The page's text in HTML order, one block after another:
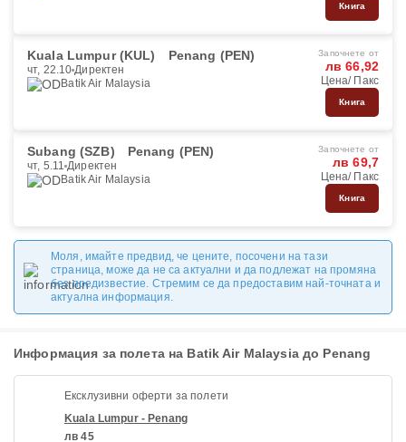
Книга
Kuala Lumpur (KUL) Penang (PEN)
чт, 22.10 Директен
Batik Air Malaysia
Започнете от
лв 66,92
Цена/ Пакс
Книга
Subang (SZB) Penang (PEN)
чт, 5.11 Директен
Batik Air Malaysia
Започнете от
лв 69,7
Цена/ Пакс
Книга
Моля, имайте предвид, че цените, посочени на тази
страница, може да не са актуални и да подлежат на промяна
без предизвестие. Стремим се да предоставим най-точната и
актуална информация.
Информация за полета на Batik Air Malaysia до Penang
Ексклузивни оферти за полети
Kuala Lumpur - Penang
лв 45